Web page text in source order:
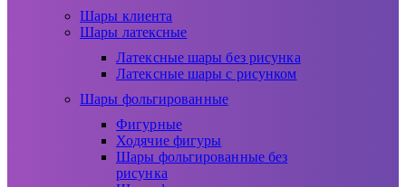
Шары клиента
Шары латексные
Латексные шары без рисунка
Латексные шары с рисунком
Шары фольгированные
Фигурные
Ходячие фигуры
Шары фольгированные без
рисунка